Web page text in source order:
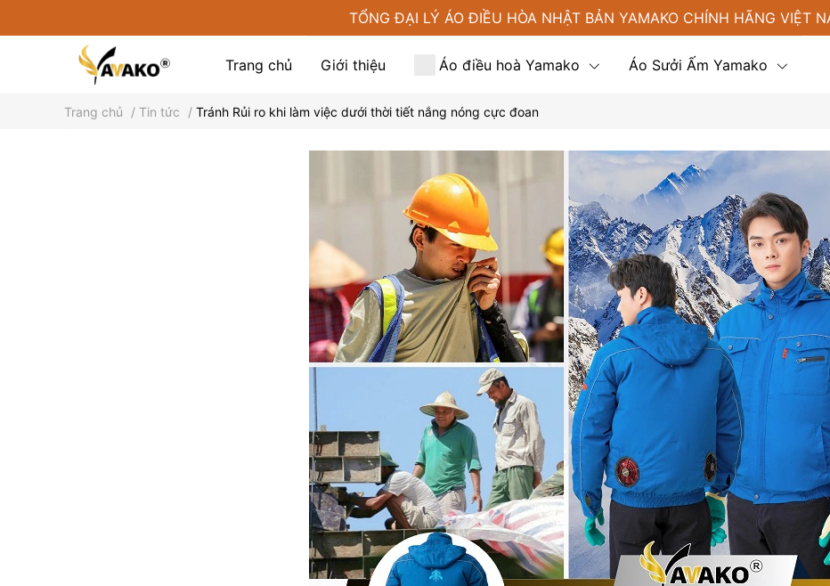
TỔNG ĐẠI LÝ ÁO ĐIỀU HÒA NHẬT BẢN YAMAKO CHÍNH HÃNG VIỆT
Trang chủ Giới thiệu Áo điều hoà Yamako Áo Sưởi Ấm Yamako
Phụ kiện tại Yamako Tin tức Liên hệ
Trang chủ / Tin tức / Tránh Rủi ro khi làm việc dưới thời tiết nắng nóng cực đoan